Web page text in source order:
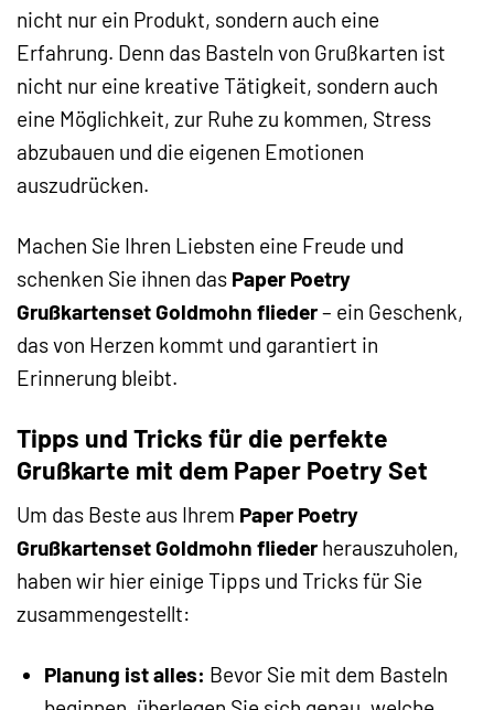
nicht nur ein Produkt, sondern auch eine
Erfahrung. Denn das Basteln von Grußkarten ist
nicht nur eine kreative Tätigkeit, sondern auch
eine Möglichkeit, zur Ruhe zu kommen, Stress
abzubauen und die eigenen Emotionen
auszudrücken.
Machen Sie Ihren Liebsten eine Freude und
schenken Sie ihnen das Paper Poetry
Grußkartenset Goldmohn flieder– ein Geschenk,
das von Herzen kommt und garantiert in
Erinnerung bleibt.
Tipps und Tricks für die perfekte
Grußkarte mit dem Paper Poetry Set
Um das Beste aus Ihrem Paper Poetry
Grußkartenset Goldmohn flieder herauszuholen,
haben wir hier einige Tipps und Tricks für Sie
zusammengestellt:
Planung ist alles: Bevor Sie mit dem Basteln